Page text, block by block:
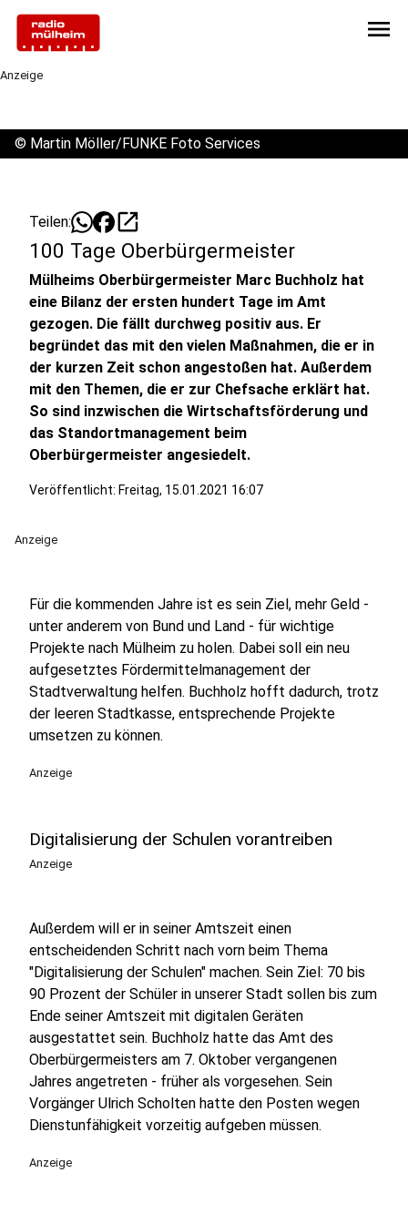
menu
Anzeige
© Martin Möller/FUNKE Foto Services
Teilen: open_in_new
100 Tage Oberbürgermeister
Mülheims Oberbürgermeister Marc Buchholz hat
eine Bilanz der ersten hundert Tage im Amt
gezogen. Die fällt durchweg positiv aus. Er
begründet das mit den vielen Maßnahmen, die er in
der kurzen Zeit schon angestoßen hat. Außerdem
mit den Themen, die er zur Chefsache erklärt hat.
So sind inzwischen die Wirtschaftsförderung und
das Standortmanagement beim
Oberbürgermeister angesiedelt.
Veröffentlicht: Freitag, 15.01.2021 16:07
Anzeige
Für die kommenden Jahre ist es sein Ziel, mehr Geld -
unter anderem von Bund und Land - für wichtige
Projekte nach Mülheim zu holen. Dabei soll ein neu
aufgesetztes Fördermittelmanagement der
Stadtverwaltung helfen. Buchholz hofft dadurch, trotz
der leeren Stadtkasse, entsprechende Projekte
umsetzen zu können.
Anzeige
Digitalisierung der Schulen vorantreiben
Anzeige
Außerdem will er in seiner Amtszeit einen
entscheidenden Schritt nach vorn beim Thema
"Digitalisierung der Schulen" machen. Sein Ziel: 70 bis
90 Prozent der Schüler in unserer Stadt sollen bis zum
Ende seiner Amtszeit mit digitalen Geräten
ausgestattet sein. Buchholz hatte das Amt des
Oberbürgermeisters am 7. Oktober vergangenen
Jahres angetreten - früher als vorgesehen. Sein
Vorgänger Ulrich Scholten hatte den Posten wegen
Dienstunfähigkeit vorzeitig aufgeben müssen.
Anzeige